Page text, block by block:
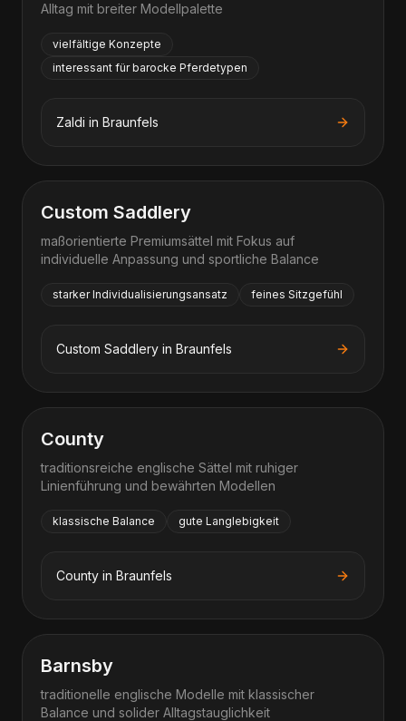
Alltag mit breiter Modellpalette
vielfältige Konzepte
interessant für barocke Pferdetypen
Zaldi in Braunfels
Custom Saddlery
maßorientierte Premiumsättel mit Fokus auf
individuelle Anpassung und sportliche Balance
starker Individualisierungsansatz feines Sitzgefühl
Custom Saddlery in Braunfels
County
traditionsreiche englische Sättel mit ruhiger
Linienführung und bewährten Modellen
klassische Balance gute Langlebigkeit
County in Braunfels
Barnsby
traditionelle englische Modelle mit klassischer
Balance und solider Alltagstauglichkeit